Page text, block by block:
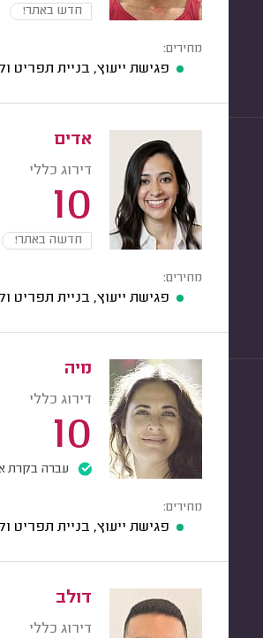
חדש באתר!
מחירים:
פגישת ייעוץ, בניית תפריט
אדים
דירוג כללי
10
חדשה באתר!
מחירים:
פגישת ייעוץ, בניית תפריט
מיה
דירוג כללי
10
עברה בקרת
מחירים:
פגישת ייעוץ, בניית תפריט
דולב
דירוג כללי